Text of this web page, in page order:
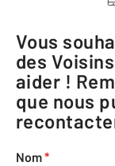
Vous souhaitez organiser une Fête
des
aider !
que nous
Nom*